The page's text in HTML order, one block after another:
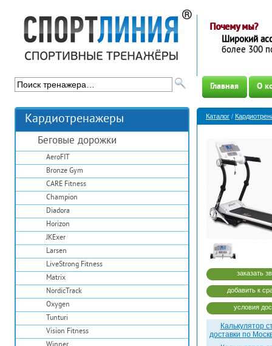
Кардиотренажеры
Беговые дорожки
AeroFIT
Bronze Gym
CARE Fitness
Champion
Diadora
Horizon
JKExer
Larsen
LiveStrong Fitness
Matrix
NordicTrack
Oxygen
Tunturi
Vision Fitness
Почему мы?
Широкий
более 300
Главная О
Каталог /
заказать
добавить к
условия
Калькулятор
доставки по